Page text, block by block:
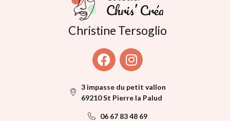
Christine Tersoglio
3 impasse du petit vallon
69210 St Pierre la Palud
06 67 83 48 69